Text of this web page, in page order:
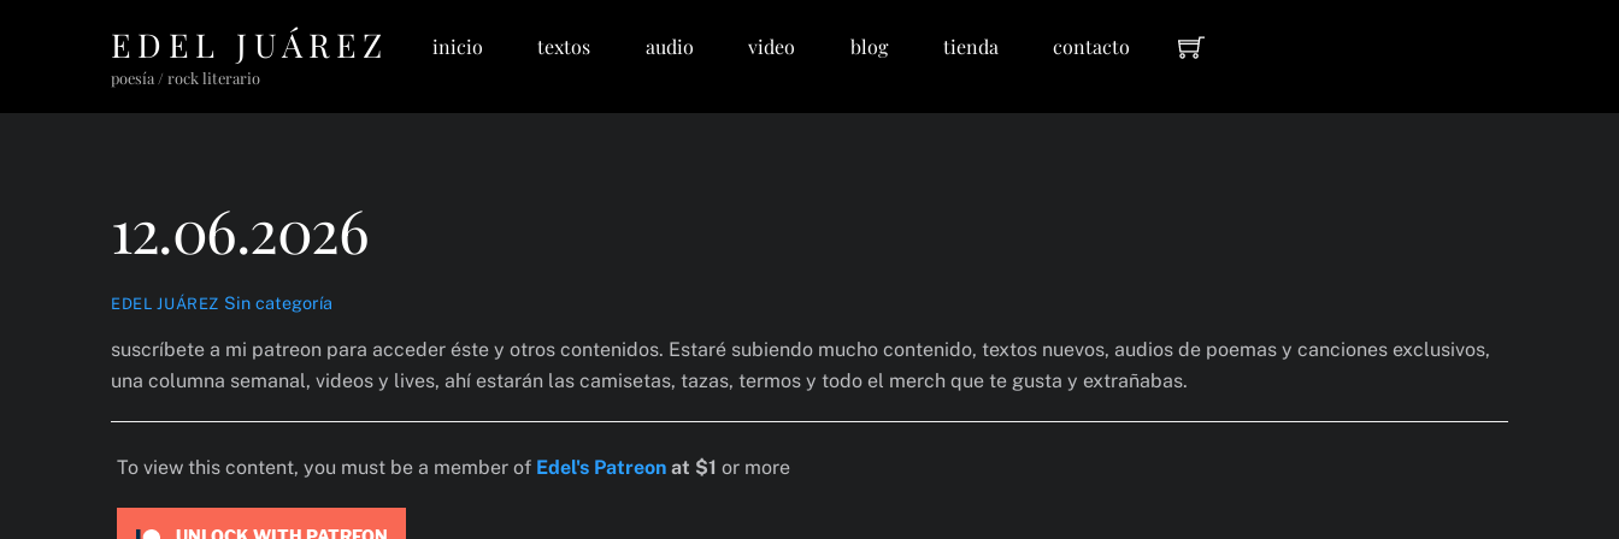
EDEL JUÁREZ
poesía / rock literario
inicio textos audio video blog tienda contacto
12.06.2026
EDEL JUÁREZ Sin categoría
suscríbete a mi patreon para acceder éste y otros contenidos. Estaré subiendo mucho contenido, textos nuevos, audios de poemas y canciones exclusivos,
una columna semanal, videos y lives, ahí estarán las camisetas, tazas, termos y todo el merch que te gusta y extrañabas.
To view this content, you must be a member of Edel's Patreon at $1 or more